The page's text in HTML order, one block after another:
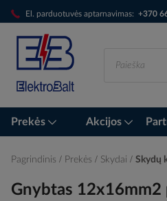
El. parduotuvės aptarnavimas: +370
Skip
to
Content
Prekės Akcijos
Pagrindinis Prekės Skydai Skydų
Gnybtas 12x16mm2